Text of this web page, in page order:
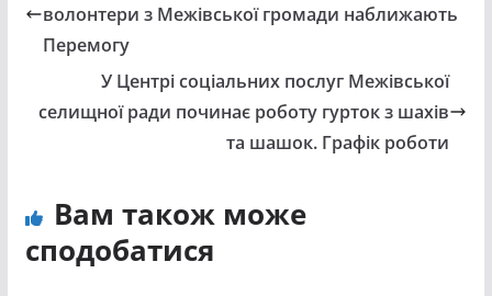
волонтери з Межівської громади наближають
Перемогу
У Центрі соціальних послуг Межівської
селищної ради починає роботу гурток з шахів
та шашок. Графік роботи
Вам також може
сподобатися